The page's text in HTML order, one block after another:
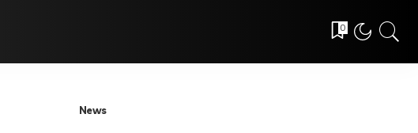
0
News